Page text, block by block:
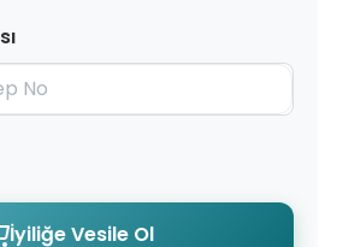
İyiliğe Vesile Ol